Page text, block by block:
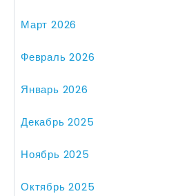
Март 2026
Февраль 2026
Январь 2026
Декабрь 2025
Ноябрь 2025
Октябрь 2025